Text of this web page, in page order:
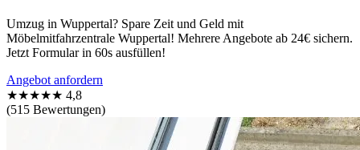
Umzug in Wuppertal? Spare Zeit und Geld mit
Möbelmitfahrzentrale Wuppertal! Mehrere Angebote ab 24€ sichern.
Jetzt Formular in 60s ausfüllen!
Angebot anfordern
★★★★★ 4,8
(515 Bewertungen)